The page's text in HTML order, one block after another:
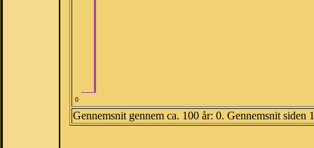
0
Gennemsnit gennem ca. 100 år: 0. Gennemsnit siden